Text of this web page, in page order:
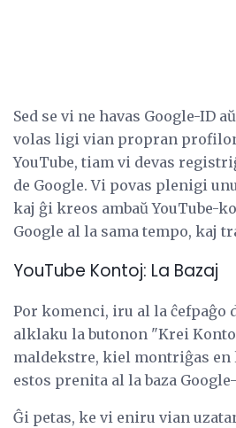
Sed se vi ne havas Google-ID
volas ligi vian propran
YouTube, tiam vi devas
de Google. Vi povas plenigi
kaj ĝi kreos ambaŭ YouTube-
Google al la sama tempo, kaj
YouTube Kontoj: La Bazaj
Por komenci, iru al la ĉefpaĝo
alklaku la butonon "Krei
maldekstre, kiel montriĝas en
estos prenita al la baza
Ĝi petas, ke vi eniru vian